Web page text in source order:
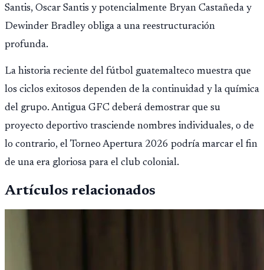
Santis, Oscar Santis y potencialmente Bryan Castañeda y
Dewinder Bradley obliga a una reestructuración
profunda.
La historia reciente del fútbol guatemalteco muestra que
los ciclos exitosos dependen de la continuidad y la química
del grupo. Antigua GFC deberá demostrar que su
proyecto deportivo trasciende nombres individuales, o de
lo contrario, el Torneo Apertura 2026 podría marcar el fin
de una era gloriosa para el club colonial.
Artículos relacionados